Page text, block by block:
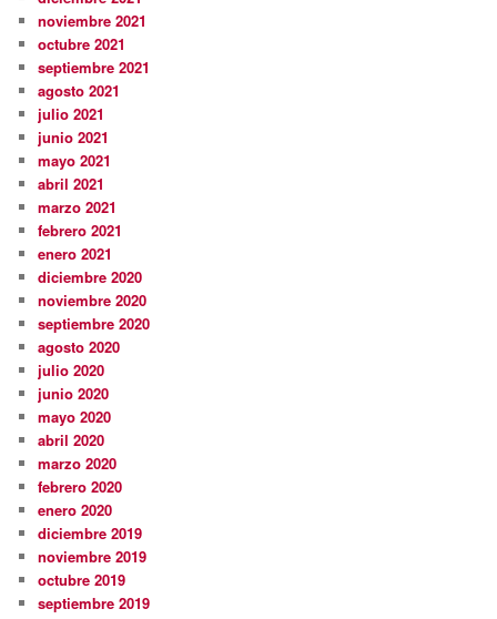
noviembre 2021
octubre 2021
septiembre 2021
agosto 2021
julio 2021
junio 2021
mayo 2021
abril 2021
marzo 2021
febrero 2021
enero 2021
diciembre 2020
noviembre 2020
septiembre 2020
agosto 2020
julio 2020
junio 2020
mayo 2020
abril 2020
marzo 2020
febrero 2020
enero 2020
diciembre 2019
noviembre 2019
octubre 2019
septiembre 2019